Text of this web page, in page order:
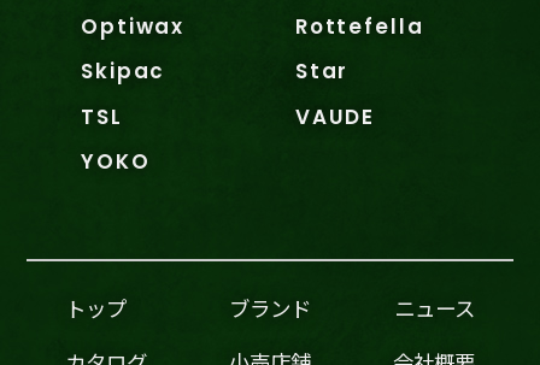
Optiwax
Rottefella
Skipac
Star
TSL
VAUDE
YOKO
トップ ブランド
ニュース